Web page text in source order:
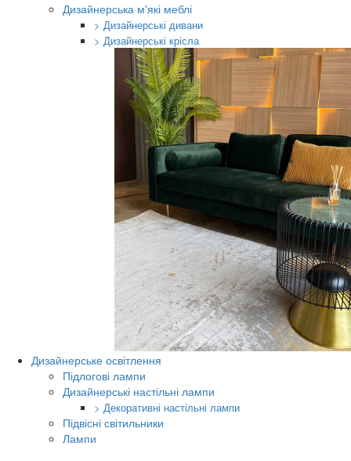
Дизайнерська м'які меблі
> Дизайнерські дивани
> Дизайнерські крісла
Дизайнерське освітлення
Підлогові лампи
Дизайнерські настільні лампи
> Декоративні настільні лампи
Підвісні світильники
Лампи